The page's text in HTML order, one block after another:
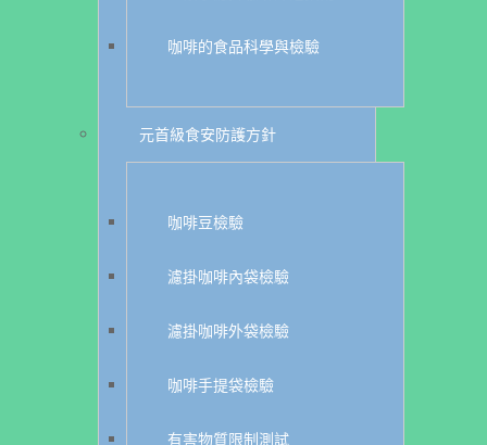
咖啡的食品科學與檢驗
元首級食安防護方針
咖啡豆檢驗
濾掛咖啡內袋檢驗
濾掛咖啡外袋檢驗
咖啡手提袋檢驗
有害物質限制測試